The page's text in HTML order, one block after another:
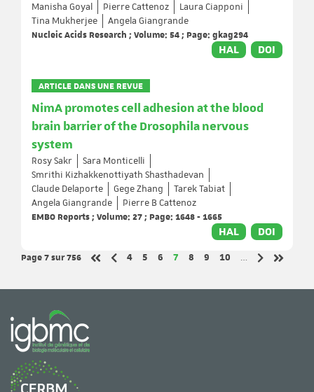
Manisha Goyal
Pierre Cattenoz
Laura Ciapponi
Tina Mukherjee
Angela Giangrande
Nucleic Acids Research ; Volume: 54 ; Page: gkag294
HAL DOI
ARTICLE DANS UNE REVUE
NimA promotes cell adhesion at the blood
brain barrier of the Drosophila nervous
system
Rosy Sakr
Sara Monticelli
Smrithi Kizhakkenottiyath Shasthadevan
Claude Delaporte
Gege Zhang
Tarek Tabiat
Angela Giangrande
Pierre B Cattenoz
EMBO Reports ; Volume: 27 ; Page: 1648 - 1665
HAL DOI
Page 7sur 756
Page
4 Page
5 Page
6 Page
7 Page
8 Page
9 Page
10
…